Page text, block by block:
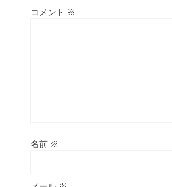
コメント ※
名前 ※